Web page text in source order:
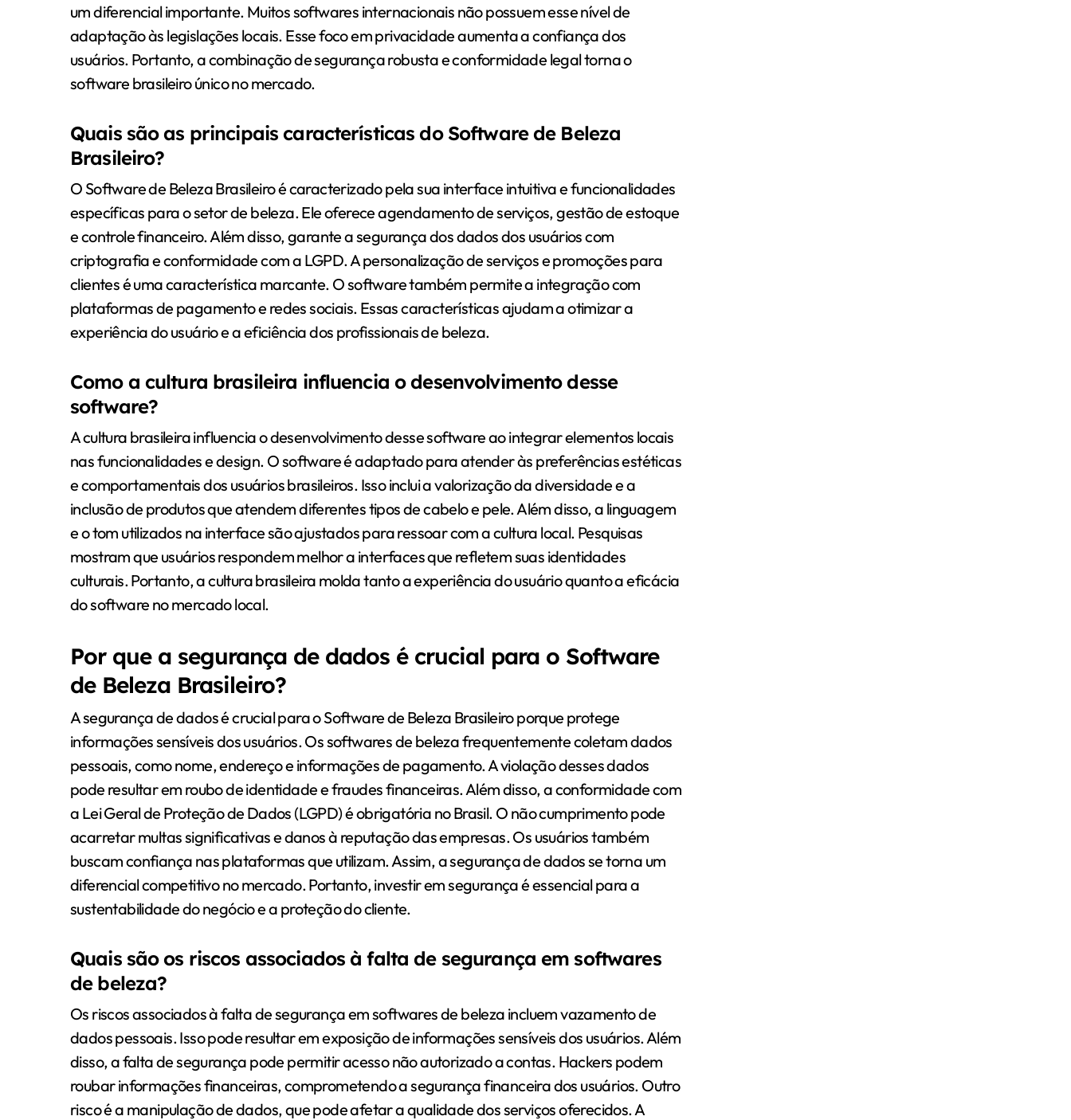
um diferencial importante. Muitos softwares internacionais não possuem esse nível de
adaptação às legislações locais. Esse foco em privacidade aumenta a confiança dos
usuários. Portanto, a combinação de segurança robusta e conformidade legal torna o
software brasileiro único no mercado.
Quais são as principais características do Software de Beleza
Brasileiro?
O Software de Beleza Brasileiro é caracterizado pela sua interface intuitiva e funcionalidades
específicas para o setor de beleza. Ele oferece agendamento de serviços, gestão de estoque
e controle financeiro. Além disso, garante a segurança dos dados dos usuários com
criptografia e conformidade com a LGPD. A personalização de serviços e promoções para
clientes é uma característica marcante. O software também permite a integração com
plataformas de pagamento e redes sociais. Essas características ajudam a otimizar a
experiência do usuário e a eficiência dos profissionais de beleza.
Como a cultura brasileira influencia o desenvolvimento desse
software?
A cultura brasileira influencia o desenvolvimento desse software ao integrar elementos locais
nas funcionalidades e design. O software é adaptado para atender às preferências estéticas
e comportamentais dos usuários brasileiros. Isso inclui a valorização da diversidade e a
inclusão de produtos que atendem diferentes tipos de cabelo e pele. Além disso, a linguagem
e o tom utilizados na interface são ajustados para ressoar com a cultura local. Pesquisas
mostram que usuários respondem melhor a interfaces que refletem suas identidades
culturais. Portanto, a cultura brasileira molda tanto a experiência do usuário quanto a eficácia
do software no mercado local.
Por que a segurança de dados é crucial para o Software
de Beleza Brasileiro?
A segurança de dados é crucial para o Software de Beleza Brasileiro porque protege
informações sensíveis dos usuários. Os softwares de beleza frequentemente coletam dados
pessoais, como nome, endereço e informações de pagamento. A violação desses dados
pode resultar em roubo de identidade e fraudes financeiras. Além disso, a conformidade com
a Lei Geral de Proteção de Dados (LGPD) é obrigatória no Brasil. O não cumprimento pode
acarretar multas significativas e danos à reputação das empresas. Os usuários também
buscam confiança nas plataformas que utilizam. Assim, a segurança de dados se torna um
diferencial competitivo no mercado. Portanto, investir em segurança é essencial para a
sustentabilidade do negócio e a proteção do cliente.
Quais são os riscos associados à falta de segurança em softwares
de beleza?
Os riscos associados à falta de segurança em softwares de beleza incluem vazamento de
dados pessoais. Isso pode resultar em exposição de informações sensíveis dos usuários. Além
disso, a falta de segurança pode permitir acesso não autorizado a contas. Hackers podem
roubar informações financeiras, comprometendo a segurança financeira dos usuários. Outro
risco é a manipulação de dados, que pode afetar a qualidade dos serviços oferecidos. A